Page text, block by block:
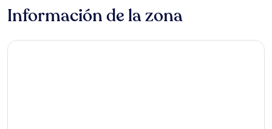
Información de la zona